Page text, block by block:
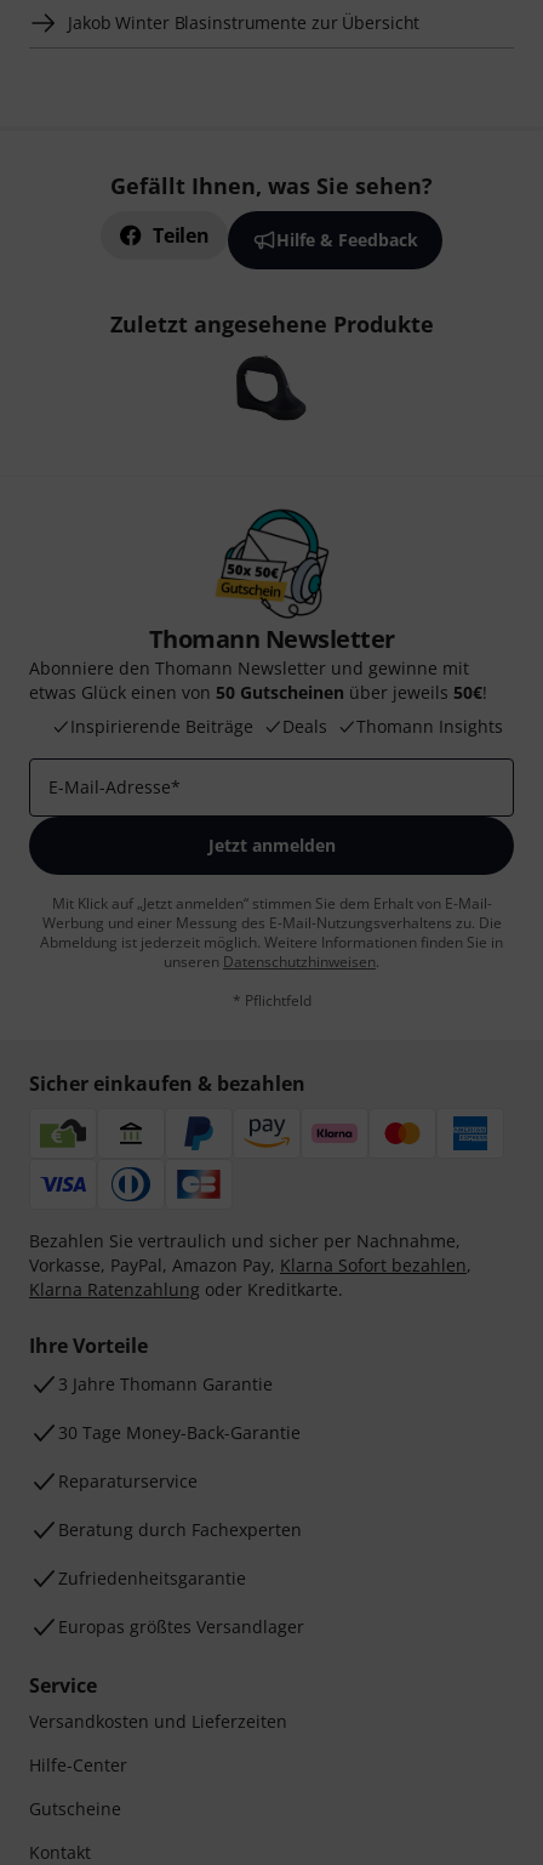
Jakob Winter Blasinstrumente zur Übersicht
Gefällt Ihnen, was Sie sehen?
Teilen Hilfe & Feedback
Zuletzt angesehene Produkte
Thomann Newsletter
Abonniere den Thomann Newsletter und gewinne mit
etwas Glück einen von 50 Gutscheinen über jeweils 50€!
Inspirierende Beiträge
Deals Thomann Insights
E-Mail-Adresse*
Jetzt anmelden
Mit Klick auf „Jetzt anmelden“ stimmen Sie dem Erhalt von E-Mail-
Werbung und einer Messung des E-Mail-Nutzungsverhaltens zu. Die
Abmeldung ist jederzeit möglich. Weitere Informationen finden Sie in
unseren Datenschutzhinweisen.
* Pflichtfeld
Sicher einkaufen & bezahlen
Bezahlen Sie vertraulich und sicher per Nachnahme,
Vorkasse, PayPal, Amazon Pay, Klarna Sofort bezahlen,
Klarna Ratenzahlung oder Kreditkarte.
Ihre Vorteile
3 Jahre Thomann Garantie
30 Tage Money-Back-Garantie
Reparaturservice
Beratung durch Fachexperten
Zufriedenheitsgarantie
Europas größtes Versandlager
Service
Versandkosten und Lieferzeiten
Hilfe-Center
Gutscheine
Kontakt